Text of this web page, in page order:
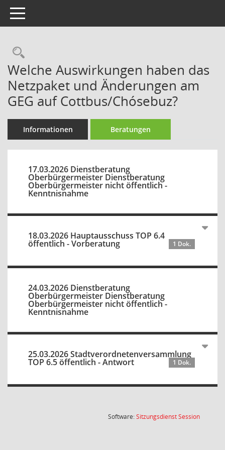
Toggle navigation
Rechercheauswahl
Welche Auswirkungen haben das
Netzpaket und Änderungen am
GEG auf Cottbus/Chósebuz?
Informationen Beratungen
17.03.2026 Dienstberatung
Oberbürgermeister Dienstberatung
Oberbürgermeister nicht öffentlich -
Kenntnisnahme
18.03.2026 Hauptausschuss TOP 6.4
öffentlich - Vorberatung 1 Dok.
24.03.2026 Dienstberatung
Oberbürgermeister Dienstberatung
Oberbürgermeister nicht öffentlich -
Kenntnisnahme
25.03.2026 Stadtverordnetenversammlung
TOP 6.5 öffentlich - Antwort 1 Dok.
Software:SitzungsdienstSession(Wird in